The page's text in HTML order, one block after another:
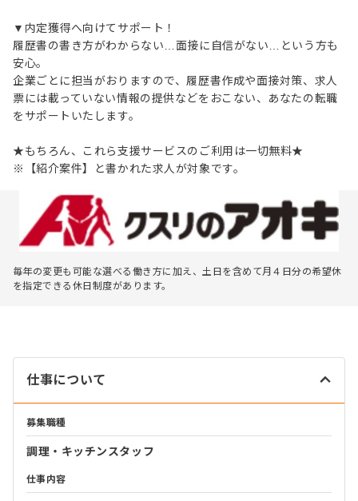
▼内定獲得へ向けてサポート！
履歴書の書き方がわからない…面接に自信がない…という方も
安心。
企業ごとに担当がおりますので、履歴書作成や面接対策、求人
票には載っていない情報の提供などをおこない、あなたの転職
をサポートいたします。
★もちろん、これら支援サービスのご利用は一切無料★
※【紹介案件】と書かれた求人が対象です。
毎年の変更も可能な選べる働き方に加え、土日を含めて月４日分の希望休
を指定できる休日制度があります。
仕事について
募集職種
調理・キッチンスタッフ
仕事内容